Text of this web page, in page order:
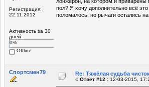
Регистрация:
22.11.2012
Активность за 30
дней
0%
Offline
пол? Я хочу дополнительно всё
поломалось, но рычаги остались
Спортсмен79 Re: Тяжёлая судьба
« Ответ #12 : 12-03-2015,